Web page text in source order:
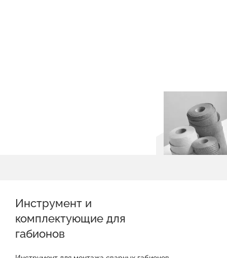
Инструмент и
комплектующие для
габионов